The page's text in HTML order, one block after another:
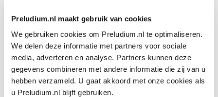
Preludium.nl maakt gebruik van cookies
We gebruiken cookies om Preludium.nl te optimaliseren.
We delen deze informatie met partners voor sociale
media, adverteren en analyse. Partners kunnen deze
gegevens combineren met andere informatie die zij van u
hebben verzameld. U gaat akkoord met onze cookies als
u Preludium.nl blijft gebruiken.